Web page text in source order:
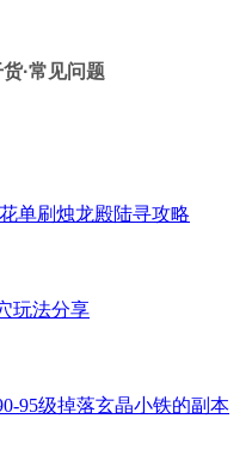
货·常见问题
单刷烛龙殿陆寻攻略
玩法分享
95级掉落玄晶小铁的副本